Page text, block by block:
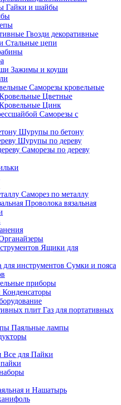
Гайки и шайбы
Гвозди декоративные
Стальные цепи
Зажимы и коуши
Саморезы кровельные
Цветные
Цинк
Саморезы с
Шурупы по бетону
Шурупы по дереву
Саморезы по дереву
Саморез по металлу
Проволока вязальная
Ящики для
Сумки и пояса
приборы
Конденсаторы
Газ для портативных
Паяльные лампы
Все для Пайки
и Нашатырь